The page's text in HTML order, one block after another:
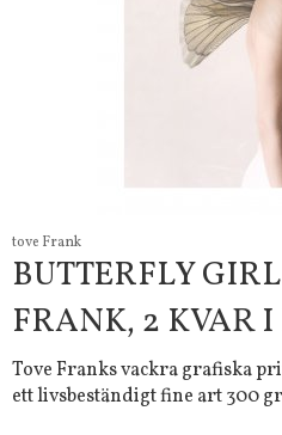
tove Frank
BUTTERFLY
FRANK, 2 KVAR
Tove Franks vackra grafiska
ett livsbeständigt fine art 300